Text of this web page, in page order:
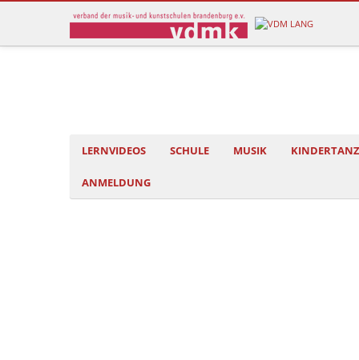
LERNVIDEOS SCHULE MUSIK KINDERTANZ
ANMELDUNG